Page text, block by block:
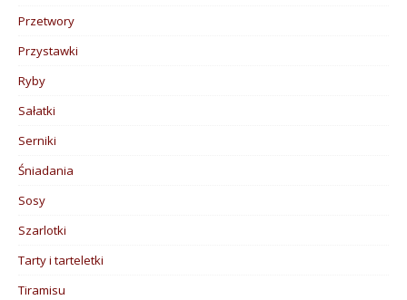
Przetwory
Przystawki
Ryby
Sałatki
Serniki
Śniadania
Sosy
Szarlotki
Tarty i tarteletki
Tiramisu